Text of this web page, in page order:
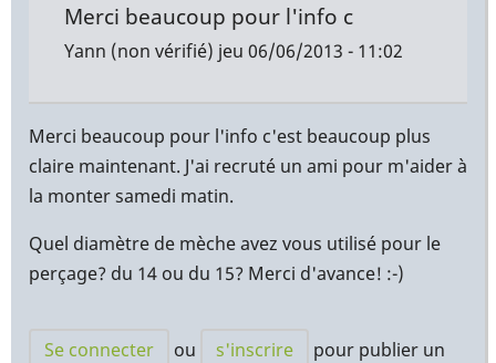
Merci beaucoup pour l'info c
Yann (non vérifié) jeu 06/06/2013 - 11:02
Merci beaucoup pour l'info c'est beaucoup plus
claire maintenant. J'ai recruté un ami pour m'aider à
la monter samedi matin.
Quel diamètre de mèche avez vous utilisé pour le
perçage? du 14 ou du 15? Merci d'avance! :-)
Se connecter ou s'inscrire
pour publier un